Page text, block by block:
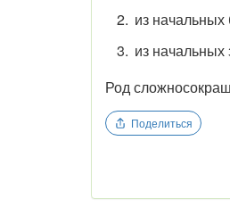
из
из
Род
Поделиться